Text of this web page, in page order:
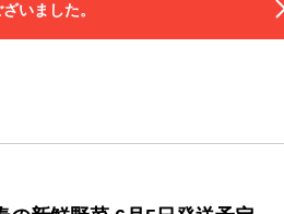
いました。